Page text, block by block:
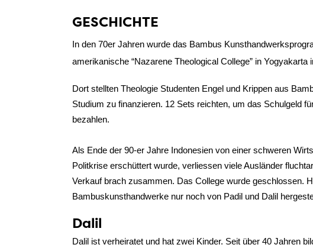
GESCHICHTE
In den 70er Jahren wurde das Bambus
amerikanische “Nazarene Theological College” in Yogyakarta
Dort stellten Theologie Studenten Engel und Krippen aus
Studium zu finanzieren. 12 Sets reichten, um das Schulgeld
bezahlen.
Als Ende der 90-er Jahre Indonesien von einer schweren
Politkrise erschüttert wurde, verliessen viele Ausländer
Verkauf brach zusammen. Das College wurde geschlossen.
Bambuskunsthandwerke nur noch von Padil und Dalil
Dalil
Dalil ist verheiratet und hat zwei Kinder. Seit über 40 Jahren